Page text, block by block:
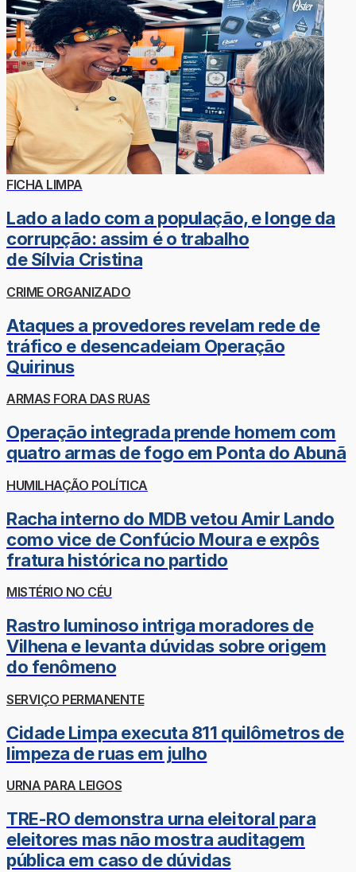
FICHA LIMPA
Lado a lado com a população, e longe da
corrupção: assim é o trabalho
de Sílvia Cristina
CRIME ORGANIZADO
Ataques a provedores revelam rede de
tráfico e desencadeiam Operação
Quirinus
ARMAS FORA DAS RUAS
Operação integrada prende homem com
quatro armas de fogo em Ponta do Abunã
HUMILHAÇÃO POLÍTICA
Racha interno do MDB vetou Amir Lando
como vice de Confúcio Moura e expôs
fratura histórica no partido
MISTÉRIO NO CÉU
Rastro luminoso intriga moradores de
Vilhena e levanta dúvidas sobre origem
do fenômeno
SERVIÇO PERMANENTE
Cidade Limpa executa 811 quilômetros de
limpeza de ruas em julho
URNA PARA LEIGOS
TRE-RO demonstra urna eleitoral para
eleitores mas não mostra auditagem
pública em caso de dúvidas